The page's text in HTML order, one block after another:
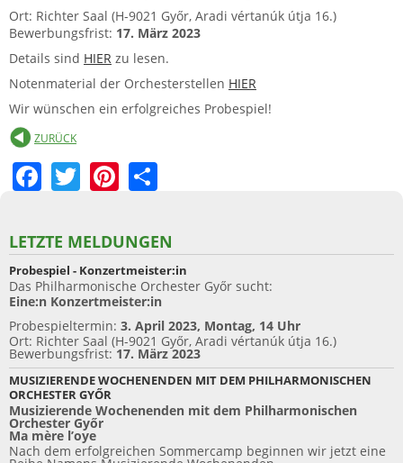
Ort: Richter Saal (H-9021 Győr, Aradi vértanúk útja 16.)
Bewerbungsfrist: 17. März 2023
Details sind HIER zu lesen.
Notenmaterial der Orchesterstellen HIER
Wir wünschen ein erfolgreiches Probespiel!
ZURÜCK
F
a
c
e
b
o
o
k
T
w
itt
er
Pi
nt
er
e
st
ar
e
LETZTE MELDUNGEN
Probespiel - Konzertmeister:in
Das Philharmonische Orchester Győr sucht:
Eine:n Konzertmeister:in
Probespieltermin: 3. April 2023, Montag, 14 Uhr
Ort: Richter Saal (H-9021 Győr, Aradi vértanúk útja 16.)
Bewerbungsfrist: 17. März 2023
MUSIZIERENDE WOCHENENDEN MIT DEM PHILHARMONISCHEN
ORCHESTER GYŐR
Musizierende Wochenenden mit dem Philharmonischen
Orchester Győr
Ma mère l’oye
Nach dem erfolgreichen Sommercamp beginnen wir jetzt eine